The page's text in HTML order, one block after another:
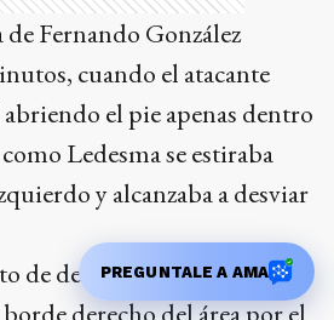
Fernando González
cuando el atacante
el pie apenas dentro
Ledesma se estiraba
y alcanzaba a desviar
de descuento, un tiro libre
derecho del área por el
PREGUNTALE A AMA